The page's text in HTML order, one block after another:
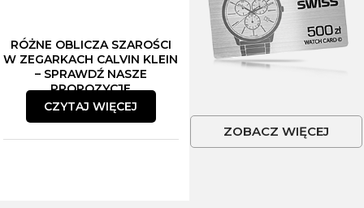
RÓŻNE OBLICZA SZAROŚCI
W ZEGARKACH CALVIN KLEIN
– SPRAWDŹ NASZE
PROPOZYCJE
CZYTAJ WIĘCEJ
ZOBACZ WIĘCEJ